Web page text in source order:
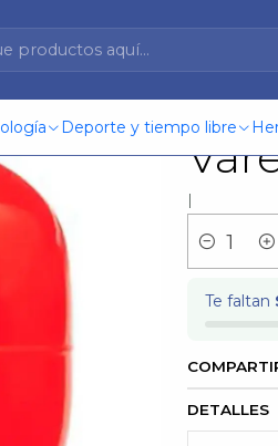
Deporte y tiempo libre
Kit
|
Cantidad
Te faltan
DETALLES